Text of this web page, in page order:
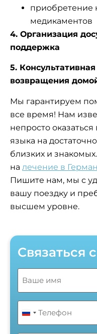
приобретение
медикаментов
4. Организация
поддержка
5.
возвращения
Мы гарантируем
все время! Нам
непросто
языка на
близких и
на лечение в
Пишите нам, мы с
вашу поездку и
высшем уровне.
Cвязаться
Name (Обязательно)
Телефон
Russia +7